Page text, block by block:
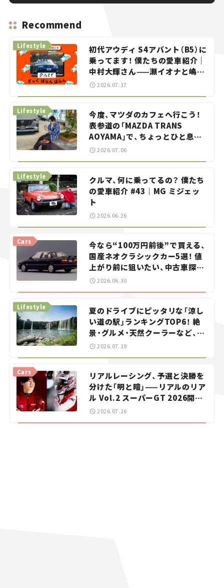
Recommend
初代アウディ S4アバント（B5）に
乗ってます！ 僕たちの愛車紹介｜
中村大輝さん——瀬イオナと嶋田
智之の「クルマでざっくばらんば
Lifestyle
2026.07.17
今度、マツダのカフェへ行こう！
表参道の「MAZDA TRANS
AOYAMA」で、ちょっとひと息。
——連載｜CCGとクルマでどうす
Lifestyle
2026.07.06
クルマ、何に乗ってるの？ 僕たち
の愛車紹介 #43｜MG ミジェッ
ト
Lifestyle
2026.06.26
今なら“100万円前後”で買える、
国産ネオクラシックカー5選！ 値
上がり前に狙いたい、中古車探し
をお手伝い――ちょっとイケてるマ
Cars
2026.06.30
夏のドライブにピッタリな「涼し
い道の駅」ランキングTOP6！ 絶
景・グルメ・天然クーラーなど、避
暑におすすめのスポットを紹介
Lifestyle
2026.07.19
リアルレーシング、予選と決勝を
分けた「明と暗」——リアルのリア
ル Vol.2 スーパーGT 2026開幕
戦 岡山国際サーキット
Cars
2026.07.16